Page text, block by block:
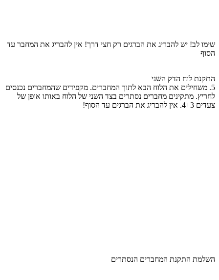
שימו לב! יש להבריג את הברגים רק חצי דרך! אין להבריג את המחבר עד
הסוף
התקנת לוח הדק השני
5. משחילים את הלוח הבא לתוך המחברים. מקפידים שהמחברים נכנסים
לחריץ. מתקינים מחברים נסתרים בצד השני של הלוח באותו אופן של
צעדים 4+3. אין להבריג את הברגים עד הסוף!
השלמת התקנת המחברים הנסתרים